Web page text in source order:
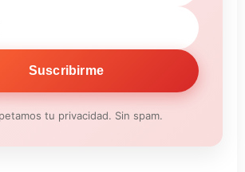
Suscribirme
tu privacidad. Sin spam.